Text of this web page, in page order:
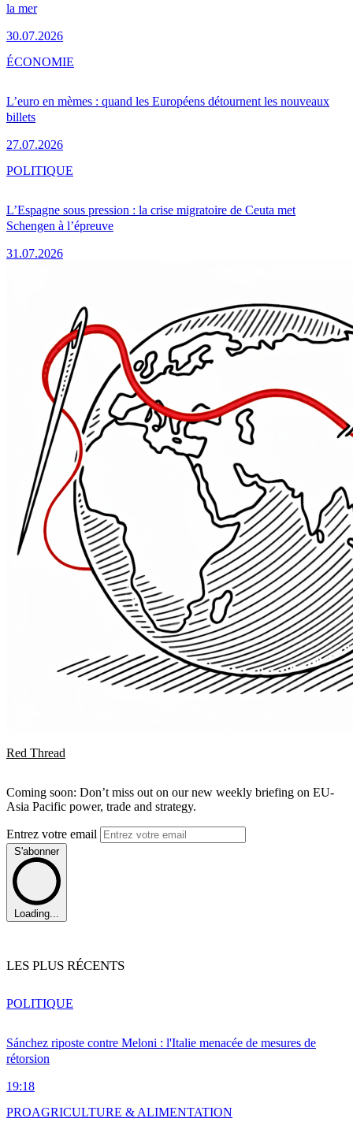
la mer
30.07.2026
L’euro en mèmes : quand les Européens détournent les nouveaux
billets
27.07.2026
ÉCONOMIE
L’Espagne sous pression : la crise migratoire de Ceuta met
Schengen à l’épreuve
31.07.2026
POLITIQUE
Red Thread
Coming soon: Don’t miss out on our new weekly briefing on EU-
Asia Pacific power, trade and strategy.
Entrez votre email
S'abonner
Loading...
LES PLUS RÉCENTS
Sánchez riposte contre Meloni : l'Italie menacée de mesures de
rétorsion
19:18
POLITIQUE
PROAGRICULTURE & ALIMENTATION